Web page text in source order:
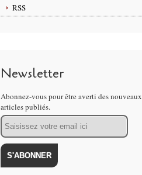
RSS
Newsletter
Abonnez-vous pour être averti des nouveaux
articles publiés.
Email